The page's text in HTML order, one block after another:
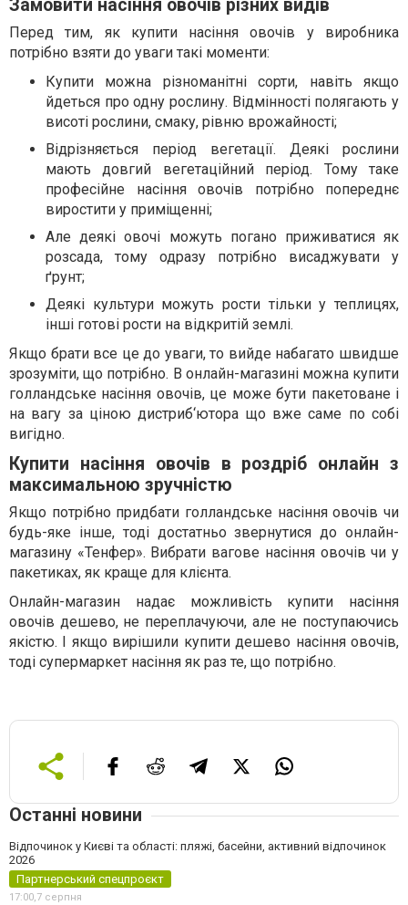
Замовити насіння овочів різних видів
Перед тим, як купити насіння овочів у виробника
потрібно взяти до уваги такі моменти:
Купити можна різноманітні сорти, навіть якщо
йдеться про одну рослину. Відмінності полягають у
висоті рослини, смаку, рівню врожайності;
Відрізняється період вегетації. Деякі рослини
мають довгий вегетаційний період. Тому таке
професійне насіння овочів потрібно попереднє
виростити у приміщенні;
Але деякі овочі можуть погано приживатися як
розсада, тому одразу потрібно висаджувати у
ґрунт;
Деякі культури можуть рости тільки у теплицях,
інші готові рости на відкритій землі.
Якщо брати все це до уваги, то вийде набагато швидше
зрозуміти, що потрібно. В онлайн-магазині можна купити
голландське насіння овочів, це може бути пакетоване і
на вагу за ціною дистриб‘ютора що вже саме по собі
вигідно.
Купити насіння овочів в роздріб онлайн з
максимальною зручністю
Якщо потрібно придбати голландське насіння овочів чи
будь-яке інше, тоді достатньо звернутися до онлайн-
магазину «Тенфер». Вибрати вагове насіння овочів чи у
пакетиках, як краще для клієнта.
Онлайн-магазин надає можливість купити насіння
овочів дешево, не переплачуючи, але не поступаючись
якістю. І якщо вирішили купити дешево насіння овочів,
тоді супермаркет насіння як раз те, що потрібно.
Останні новини
Відпочинок у Києві та області: пляжі, басейни, активний відпочинок
2026
Партнерський спецпроєкт
17:00,7 серпня